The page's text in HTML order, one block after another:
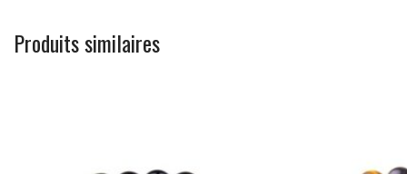
Produits similaires